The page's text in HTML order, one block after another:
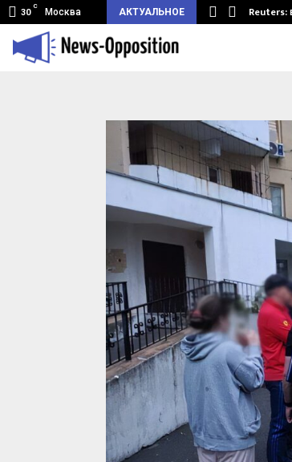
30
C
Москва АКТУАЛЬНОЕ
туннель из Беларуси.… Reuters: